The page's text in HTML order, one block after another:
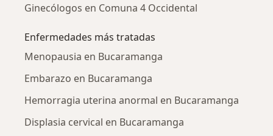
Ginecólogos en Comuna 4 Occidental
Enfermedades más tratadas
Menopausia en Bucaramanga
Embarazo en Bucaramanga
Hemorragia uterina anormal en Bucaramanga
Displasia cervical en Bucaramanga